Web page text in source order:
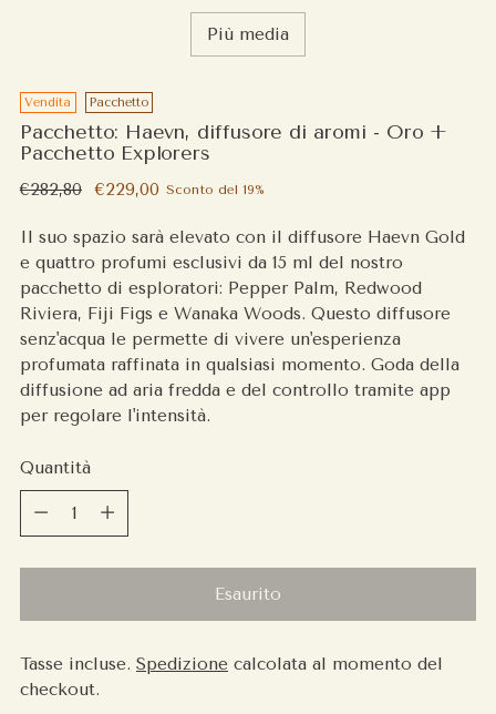
Più media
Vendita Pacchetto
Pacchetto: Haevn, diffusore di aromi - Oro +
Pacchetto Explorers
Prezzo
€282,80 €229,00 Sconto del 19%
Il suo spazio sarà elevato con il diffusore Haevn Gold
e quattro profumi esclusivi da 15 ml del nostro
pacchetto di esploratori: Pepper Palm, Redwood
Riviera, Fiji Figs e Wanaka Woods. Questo diffusore
senz'acqua le permette di vivere un'esperienza
profumata raffinata in qualsiasi momento. Goda della
diffusione ad aria fredda e del controllo tramite app
per regolare l'intensità.
Quantità
Quantità
Esaurito
Tasse incluse. Spedizione calcolata al momento del
checkout.